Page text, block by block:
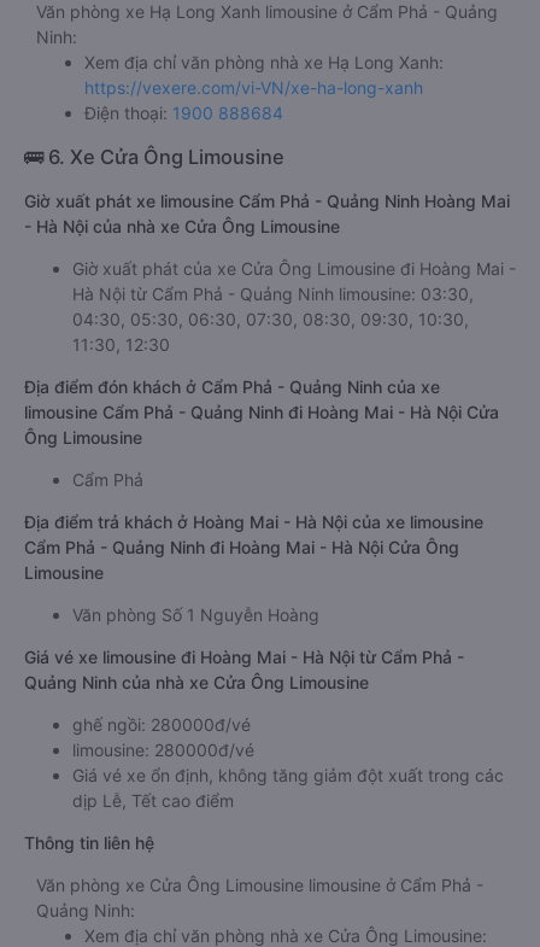
Văn phòng xe Hạ Long Xanh limousine ở Cẩm Phả - Quảng
Ninh:
Xem địa chỉ văn phòng nhà xe Hạ Long Xanh:
https://vexere.com/vi-VN/xe-ha-long-xanh
Điện thoại: 1900 888684
🚌 6. Xe Cửa Ông Limousine
Giờ xuất phát xe limousine Cẩm Phả - Quảng Ninh Hoàng Mai
- Hà Nội của nhà xe Cửa Ông Limousine
Giờ xuất phát của xe Cửa Ông Limousine đi Hoàng Mai -
Hà Nội từ Cẩm Phả - Quảng Ninh limousine: 03:30,
04:30, 05:30, 06:30, 07:30, 08:30, 09:30, 10:30,
11:30, 12:30
Địa điểm đón khách ở Cẩm Phả - Quảng Ninh của xe
limousine Cẩm Phả - Quảng Ninh đi Hoàng Mai - Hà Nội Cửa
Ông Limousine
Cẩm Phả
Địa điểm trả khách ở Hoàng Mai - Hà Nội của xe limousine
Cẩm Phả - Quảng Ninh đi Hoàng Mai - Hà Nội Cửa Ông
Limousine
Văn phòng Số 1 Nguyễn Hoàng
Giá vé xe limousine đi Hoàng Mai - Hà Nội từ Cẩm Phả -
Quảng Ninh của nhà xe Cửa Ông Limousine
ghế ngồi: 280000đ/vé
limousine: 280000đ/vé
Giá vé xe ổn định, không tăng giảm đột xuất trong các
dịp Lễ, Tết cao điểm
Thông tin liên hệ
Văn phòng xe Cửa Ông Limousine limousine ở Cẩm Phả -
Quảng Ninh:
Xem địa chỉ văn phòng nhà xe Cửa Ông Limousine: